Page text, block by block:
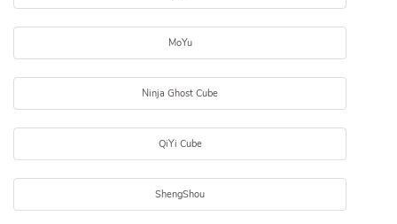
MoYu
Ninja Ghost Cube
QiYi Cube
ShengShou